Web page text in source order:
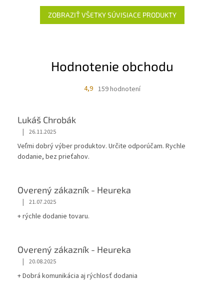
ZOBRAZIŤ VŠETKY SÚVISIACE PRODUKTY
Hodnotenie obchodu
4,9 159 hodnotení
Lukáš Chrobák
| 26.11.2025
Veľmi dobrý výber produktov. Určite odporúčam. Rychle
dodanie, bez prieťahov.
Overený zákazník - Heureka
| 21.07.2025
+ rýchle dodanie tovaru.
Overený zákazník - Heureka
| 20.08.2025
+ Dobrá komunikácia aj rýchlosť dodania